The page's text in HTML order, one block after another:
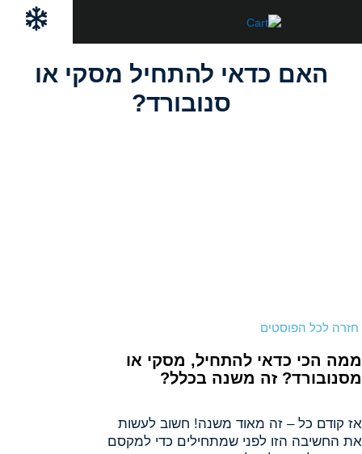
האם כדאי להתחיל מסקי או
סנובורד?
חזרה לכל הפוסטים
ממה הכי כדאי להתחיל, מסקי או
מסנובורד? זה משנה בכלל?
אז קודם כל – זה מאוד משנה! חשוב לעשות
את החשיבה הזו לפני שמתחילים כדי למקסם